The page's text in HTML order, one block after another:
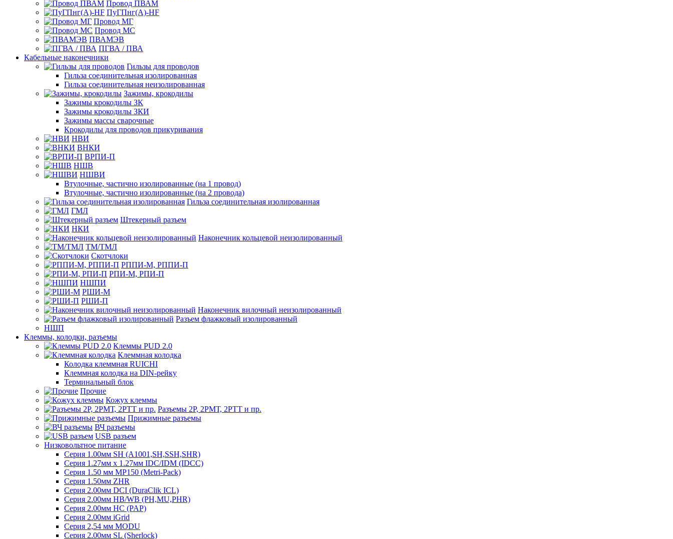
Провод ПВАМ
ПуГПнг(A)-HF
Провод МГ
Провод МС
ПВАМЭВ
ПГВА / ПВА
Кабельные наконечники
Гильзы для проводов
Гильза соединительная изолированная
Гильза соединительная неизолированная
Зажимы, крокодилы
Зажимы крокодилы ЗК
Зажимы крокодилы ЗКИ
Зажимы массы сварочные
Крокодилы для проводов прикуривания
НВИ
ВНКИ
ВРПИ-П
НШВ
НШВИ
Втулочные, частично изолированные (на 1 провод)
Втулочные, частично изолированные (на 2 провода)
Гильза соединительная изолированная
ГМЛ
Штекерный разъем
НКИ
Наконечник кольцевой неизолированный
ТМ/ТМЛ
Скотчлоки
РППИ-М, РППИ-П
РПИ-М, РПИ-П
НШПИ
РШИ-М
РШИ-П
Наконечник вилочный неизолированный
Разъем флажковый изолированный
НШП
Клеммы, колодки, разъемы
Клеммы PUD 2.0
Клеммная колодка
Колодка клеммная RUICHI
Клеммная колодка на DIN-рейку
Терминальный блок
Прочие
Кожух клеммы
Разъемы 2Р, 2РМТ, 2РТТ и пр.
Прижимные разъемы
ВЧ разъемы
USB разъем
Низковольтное питание
Серия 1.00мм SH (A1001,SH,SSH,SHR)
Серия 1.27мм x 1.27мм IDC/IDM (IDCC)
Серия 1.50 мм MP150 (Metri-Pack)
Серия 1.50мм ZHR
Серия 2.00мм DCI (DuraClik ICL)
Серия 2.00мм HB/WB (PH,MU,PHR)
Серия 2.00мм HC (PAP)
Серия 2.00мм iGrid
Серия 2,54 мм MODU
Серия 2.00мм SL (Sherlock)